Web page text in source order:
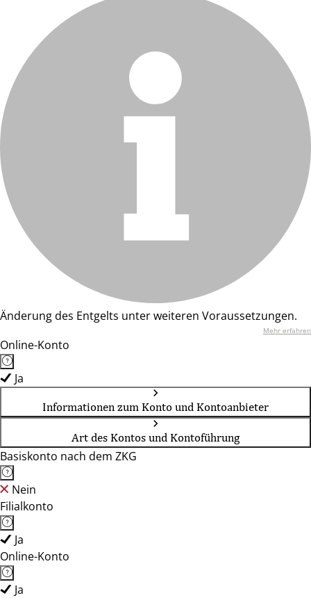
Änderung des Entgelts unter weiteren Voraussetzungen.
Mehr erfahren
Online-Konto
Ja
Informationen zum Konto und Kontoanbieter
Art des Kontos und Kontoführung
Basiskonto nach dem ZKG
Nein
Filialkonto
Ja
Online-Konto
Ja